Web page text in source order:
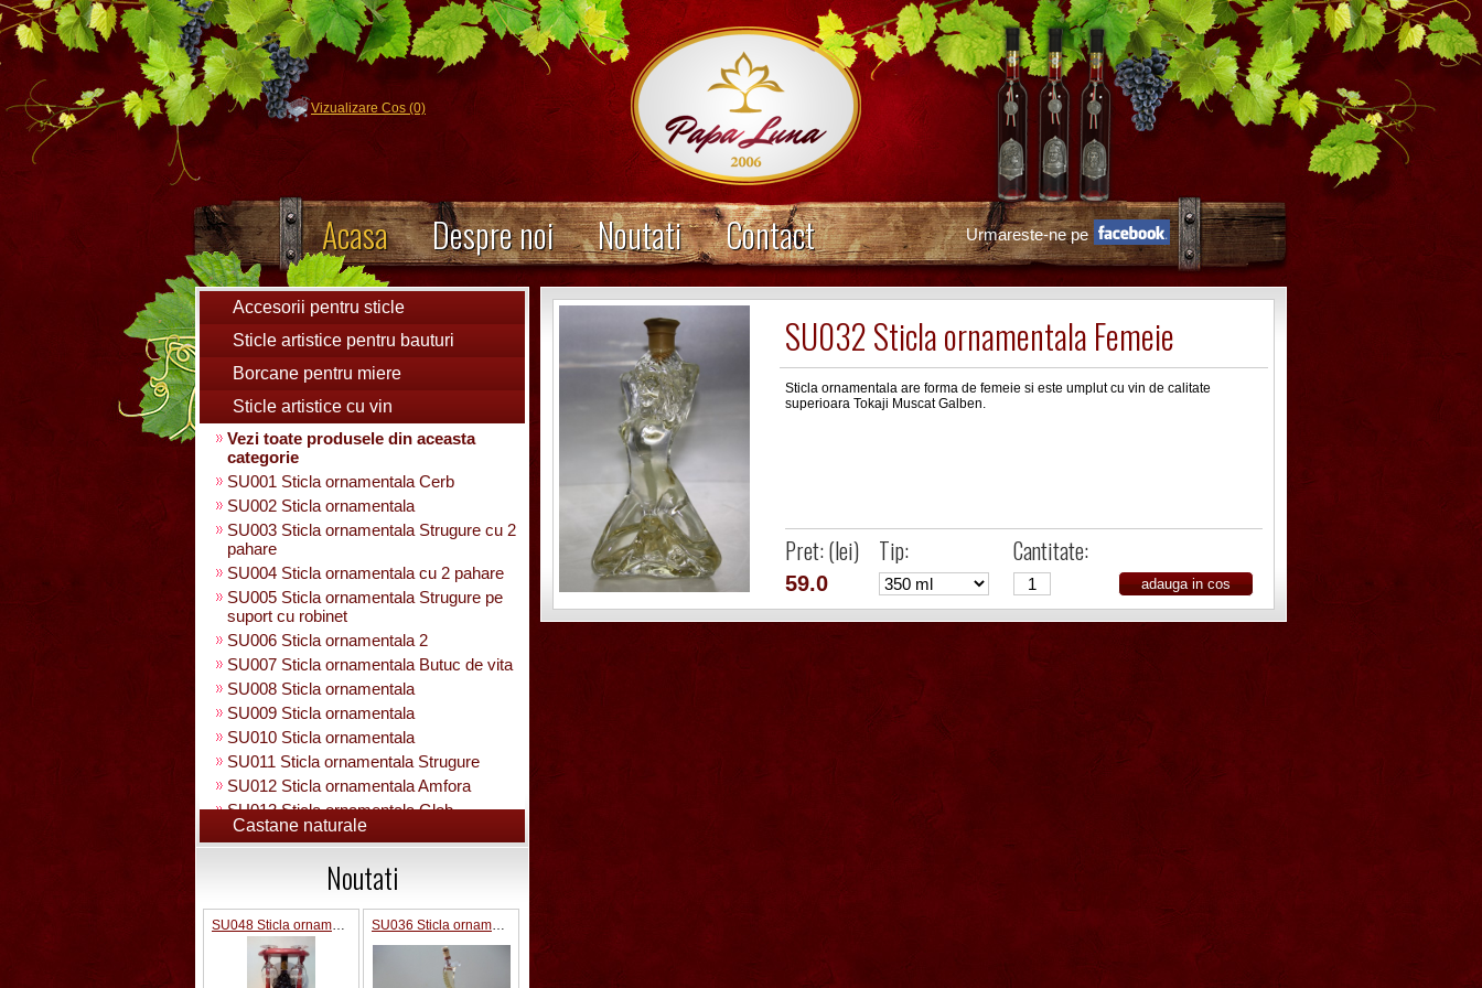
Vizualizare Cos (0)
Acasa Despre noi Noutati Contact Urmareste-ne pe
Accesorii pentru sticle
Sticle artistice pentru bauturi
Borcane pentru miere
Sticle artistice cu vin
Vezi toate produsele din aceasta
categorie
SU001 Sticla ornamentala Cerb
SU002 Sticla ornamentala
SU003 Sticla ornamentala Strugure cu 2
pahare
SU004 Sticla ornamentala cu 2 pahare
SU005 Sticla ornamentala Strugure pe
suport cu robinet
SU006 Sticla ornamentala 2
SU007 Sticla ornamentala Butuc de vita
SU008 Sticla ornamentala
SU009 Sticla ornamentala
SU010 Sticla ornamentala
SU011 Sticla ornamentala Strugure
SU012 Sticla ornamentala Amfora
SU013 Sticla ornamentala Glob
Pamantesc
SU015 Sticla ornamentala
SU014 Sticla ornamentala pe suport cu
figura +robinet
Sticla ornamentala cu figura umpluta
SU049 Sticla ornamentala
SU050 Sticla ornamentala cu figura
Castane naturale
Noutati
SU048 Sticla ornamentala Strugure+robinet+2 pahare pe suport SU036 Sticla ornamentala
SU032 Sticla ornamentala Femeie
Sticla ornamentala are forma de femeie si este umplut cu vin de calitate
superioara Tokaji Muscat Galben.
Pret: (lei) Tip: Cantitate:
59.0